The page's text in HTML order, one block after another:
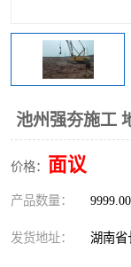
池州强夯施工
价格： 面议
产品数量：
发货地址： 湖南省